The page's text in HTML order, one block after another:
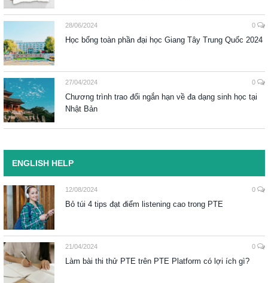
28/06/2024 0
Học bổng toàn phần đại học Giang Tây Trung Quốc 2024
27/04/2024 0
Chương trình trao đổi ngắn hạn về đa dạng sinh học tại
Nhật Bản
ENGLISH HELP
12/08/2024 0
Bỏ túi 4 tips đạt điểm listening cao trong PTE
21/04/2024 0
Làm bài thi thử PTE trên PTE Platform có lợi ích gì?